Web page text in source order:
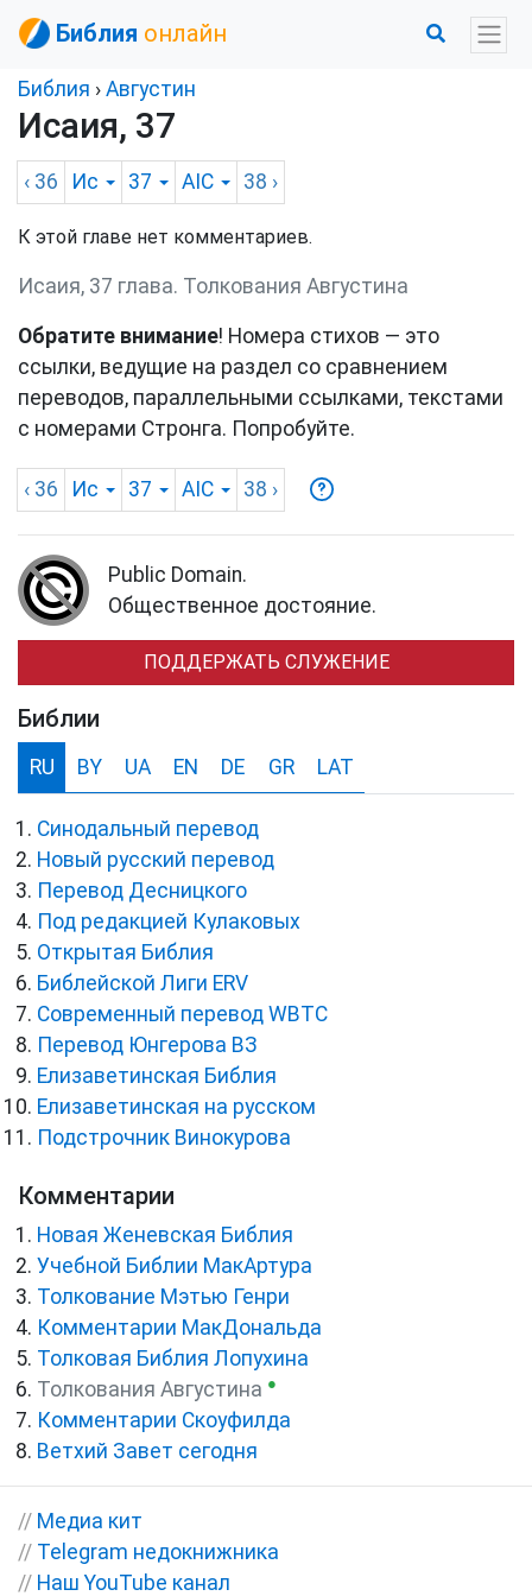
Библия онлайн
Библия › Августин
Исаия, 37
‹ 36 Ис 37 AIC 38 ›
К этой главе нет комментариев.
Исаия, 37 глава. Толкования Августина
Обратите внимание! Номера стихов — это
ссылки, ведущие на раздел со сравнением
переводов, параллельными ссылками, текстами
с номерами Стронга. Попробуйте.
‹ 36 Ис 37 AIC 38 ›
Public Domain.
Общественное достояние.
ПОДДЕРЖАТЬ СЛУЖЕНИЕ
Библии
RU BY UA EN DE GR LAT
Синодальный перевод
Новый русский перевод
Перевод Десницкого
Под редакцией Кулаковых
Открытая Библия
Библейской Лиги ERV
Cовременный перевод WBTC
Перевод Юнгерова ВЗ
Елизаветинская Библия
Елизаветинская на русском
Подстрочник Винокурова
Комментарии
Новая Женевская Библия
Учебной Библии МакАртура
Толкование Мэтью Генри
Комментарии МакДональда
Толковая Библия Лопухина
Толкования Августина ●
Комментарии Скоуфилда
Ветхий Завет сегодня
// Медиа кит
// Telegram недокнижника
// Наш YouTube канал